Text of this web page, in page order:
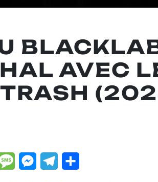
AVEC
MessageMessenger
Telegram